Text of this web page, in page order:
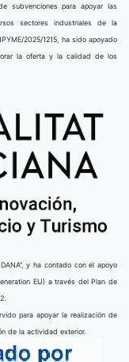
subvenciones para apoyar las
sectores industriales de la
2025/1215, ha sido apoyado
la oferta y la calidad de los
y ha contado con el apoyo
EU) a través del Plan de
para apoyar la realización de
de la actividad exterior.